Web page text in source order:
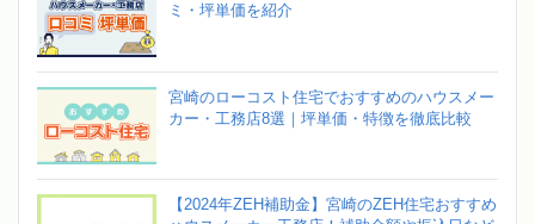
ミ・坪単価を紹介
宮崎のローコスト住宅でおすすめのハウスメー
カー・工務店8選｜坪単価・特徴を徹底比較
【2024年ZEH補助金】宮崎のZEH住宅おすすめ